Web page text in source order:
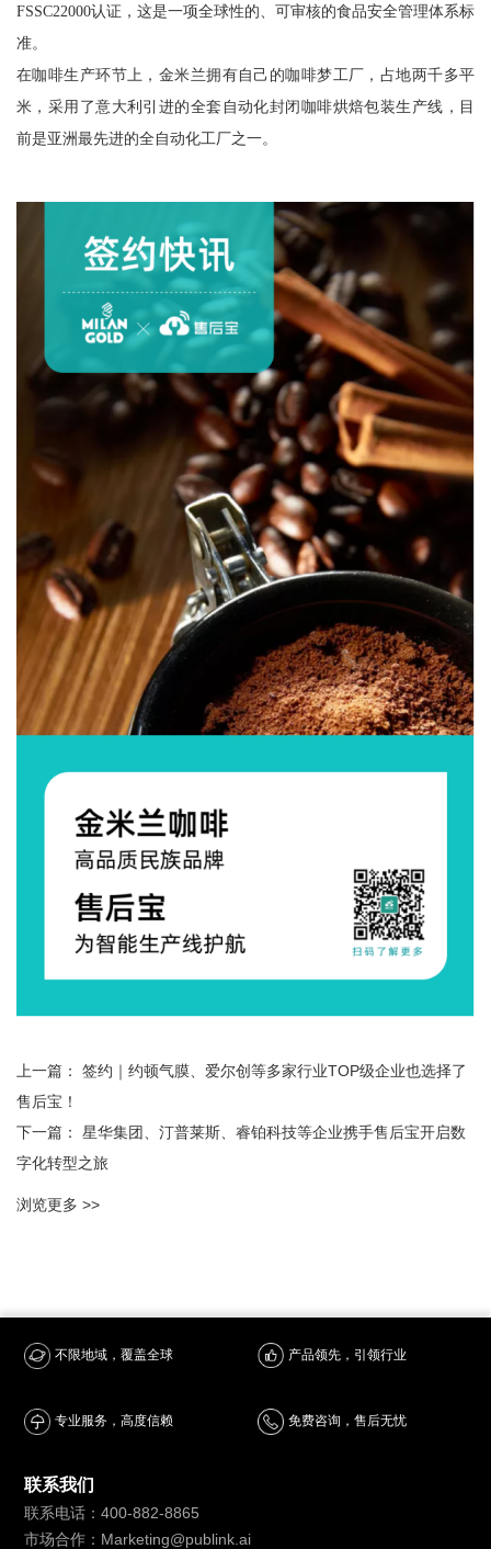
FSSC22000认证，这是一项全球性的、可审核的食品安全管理体系标
准。
在咖啡生产环节上，金米兰拥有自己的咖啡梦工厂，占地两千多平
米，采用了意大利引进的全套自动化封闭咖啡烘焙包装生产线，目
前是亚洲最先进的全自动化工厂之一。
上一篇： 签约｜约顿气膜、爱尔创等多家行业TOP级企业也选择了
售后宝！
下一篇： 星华集团、汀普莱斯、睿铂科技等企业携手售后宝开启数
字化转型之旅
浏览更多 >>
不限地域，覆盖全球 产品领先，引领行业
专业服务，高度信赖 免费咨询，售后无忧
联系我们
联系电话：400-882-8865
市场合作：Marketing@publink.ai